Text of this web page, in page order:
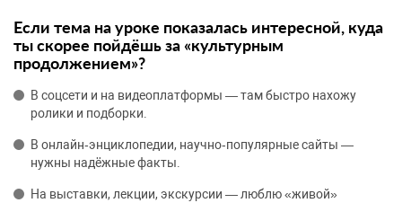
Если тема на уроке показалась интересной, куда
ты скорее пойдёшь за «культурным
продолжением»?
В соцсети и на видеоплатформы — там быстро нахожу
ролики и подборки.
В онлайн‑энциклопедии, научно‑популярные сайты —
нужны надёжные факты.
На выставки, лекции, экскурсии — люблю «живой»